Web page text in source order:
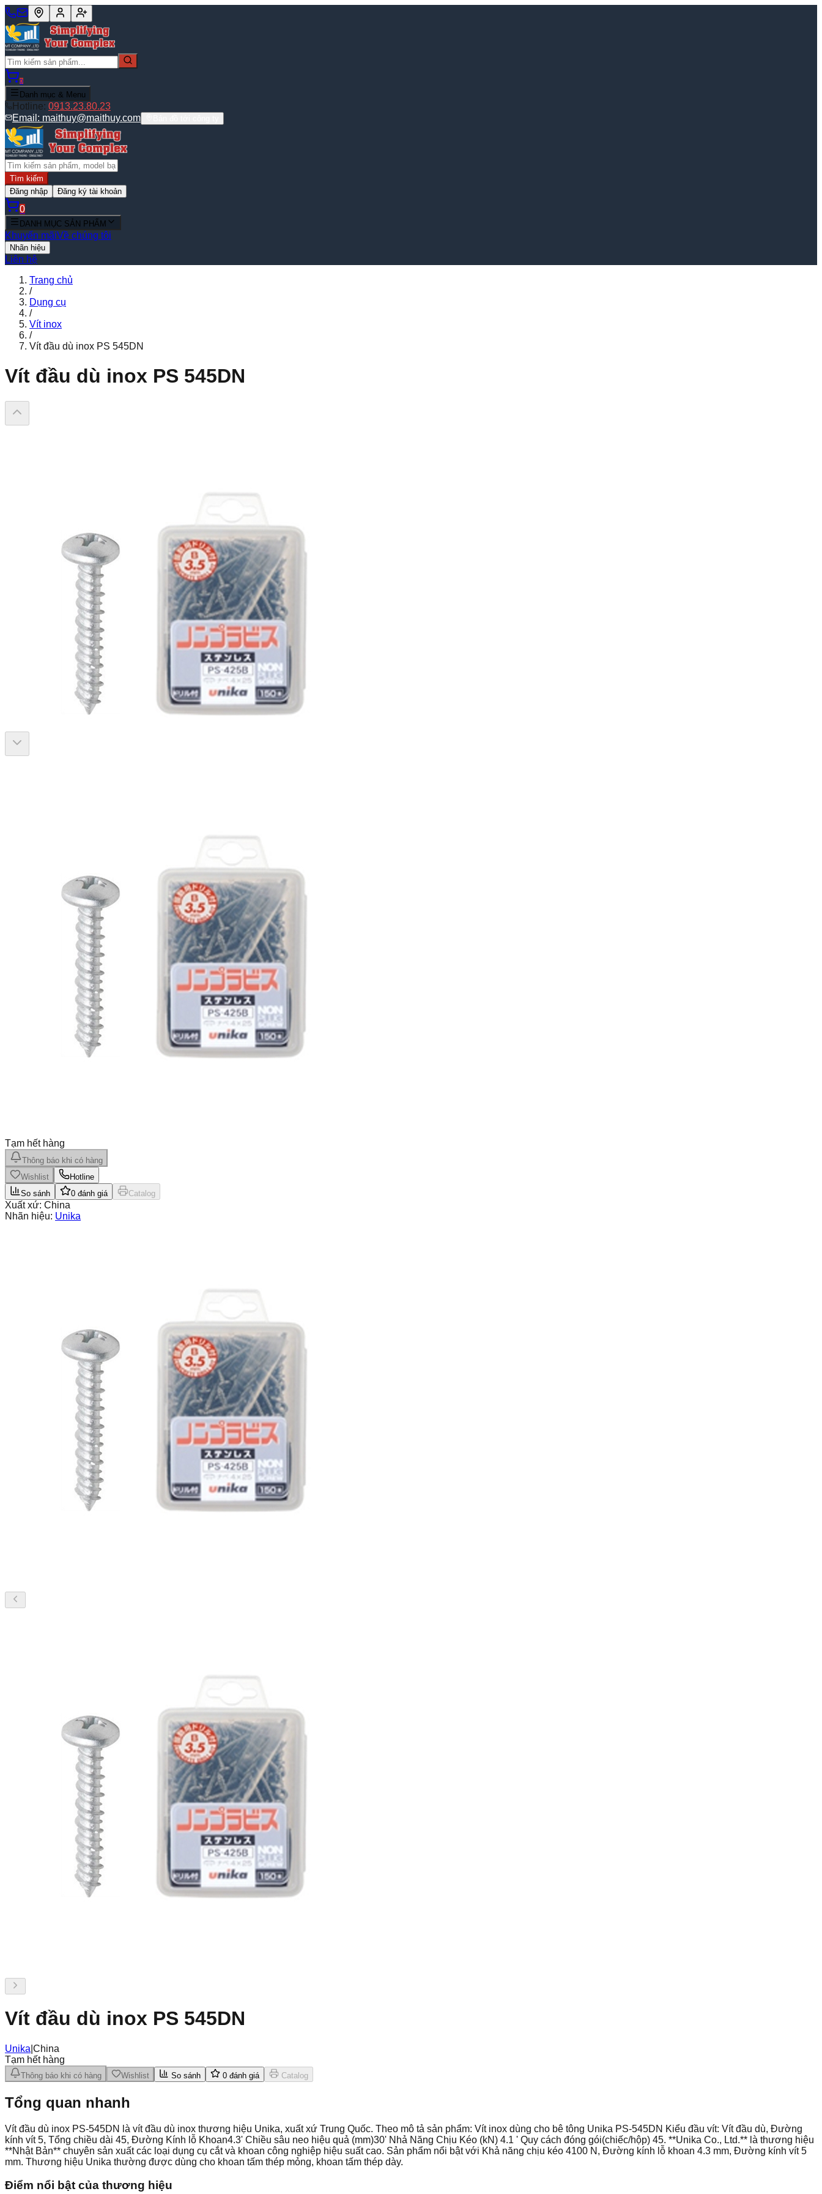
0
Danh mục & Menu
Hotline: 0913.23.80.23
Email: maithuy@maithuy.com
Tìm kiếm
Đăng nhập
Đăng ký tài khoản
0
DANH MỤC SẢN PHẨM
Khuyến mãiVề chúng tôi
Nhãn hiệu
Liên hệ
Trang chủ
/
Dụng cụ
/
Vít inox
/
Vít đầu dù inox PS 545DN
Vít đầu dù inox PS 545DN
Tạm hết hàng
Thông báo khi có hàng
Wishlist
Hotline
So sánh
0 đánh giá Catalog
Xuất xứ: China
Nhãn hiệu: Unika
Vít đầu dù inox PS 545DN
Unika China
Tạm hết hàng
Thông báo khi có hàng Wishlist So sánh 0 đánh giá Catalog
Tổng quan nhanh
Vít đầu dù inox PS-545DN là vít đầu dù inox thương hiệu Unika, xuất xứ Trung Quốc. Theo mô tả sản phẩm: Vít inox dùng cho bê tông Unika PS-545DN Kiểu đầu vít: Vít đầu dù, Đường
kính vít 5, Tổng chiều dài 45, Đường Kính lỗ Khoan4.3' Chiều sâu neo hiệu quả (mm)30' Nhả Năng Chịu Kéo (kN) 4.1 ' Quy cách đóng gói(chiếc/hộp) 45. **Unika Co., Ltd.** là thương hiệu
**Nhật Bản** chuyên sản xuất các loại dụng cụ cắt và khoan công nghiệp hiệu suất cao. Sản phẩm nổi bật với Khả năng chịu kéo 4100 N, Đường kính lỗ khoan 4.3 mm, Đường kính vít 5
mm. Thương hiệu Unika thường được dùng cho khoan tấm thép mỏng, khoan tấm thép dày.
Điểm nổi bật của thương hiệu